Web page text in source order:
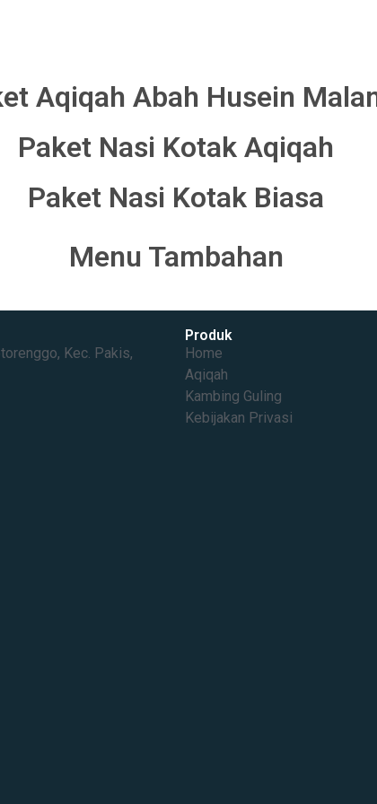
Aqiqah Abah Husein
Paket Nasi Kotak Aqiqah
Paket Nasi Kotak Biasa
Menu Tambahan
Kec. Pakis,
Produk
Home
Aqiqah
Kambing Guling
Kebijakan Privasi